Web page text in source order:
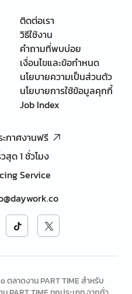
ติดต่อเรา
วิธีใช้งาน
คำถามที่พบบ่อย
เงื่อนไขและข้อกำหนด
นโยบายความเป็นส่วนตัว
นโยบายการใช้ข้อมูลคุกกี้
Job Index
ะกาศงานฟรี
สุด 1 ชั่วโมง
Service
ลาดงาน PART TIME สำหรับ